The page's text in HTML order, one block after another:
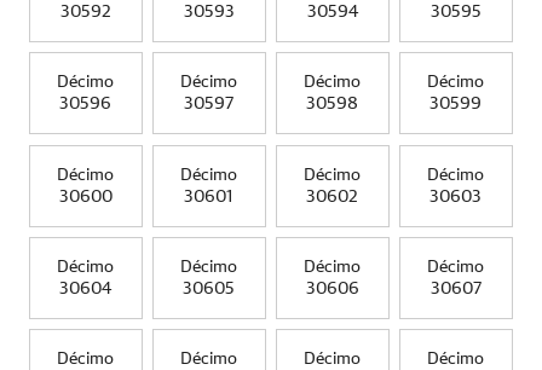
30592 30593 30594 30595
Décimo
30596
Décimo
30597
Décimo
30598
Décimo
30599
Décimo
30600
Décimo
30601
Décimo
30602
Décimo
30603
Décimo
30604
Décimo
30605
Décimo
30606
Décimo
30607
Décimo
Décimo
Décimo
Décimo